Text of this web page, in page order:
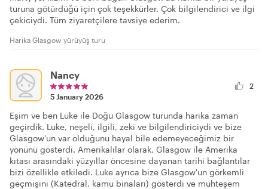
turuna götürdüğü için çok teşekkürler. Çok bilgilendirici ve ilgi
çekiciydi. Tüm ziyaretçilere tavsiye ederim.
Harika Glasgow yürüyüş turu
Nancy
5 January 2026
2
Eşim ve ben Luke ile Doğu Glasgow turunda harika zaman
geçirdik. Luke, neşeli, ilgili, zeki ve bilgilendiriciydi ve bize
Glasgow'un var olduğunu hayal bile edemeyeceğimiz bir
yönünü gösterdi. Amerikalılar olarak, Glasgow ile Amerika
kıtası arasındaki yüzyıllar öncesine dayanan tarihi bağlantılar
bizi özellikle etkiledi. Luke ayrıca bize Glasgow'un görkemli
geçmişini (Katedral, kamu binaları) gösterdi ve muhteşem